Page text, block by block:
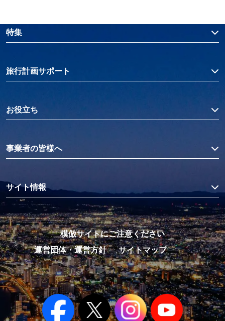
特集
旅行計画サポート
お役立ち
事業者の皆様へ
サイト情報
模倣サイトにご注意ください
運営団体・運営方針
サイトマップ